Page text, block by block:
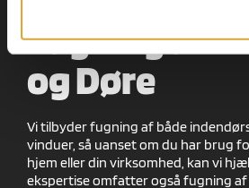
Fugning af
og Døre
Vi tilbyder fugning af både
vinduer, så uanset om du har brug
hjem eller din virksomhed, kan vi
ekspertise omfatter også fugning